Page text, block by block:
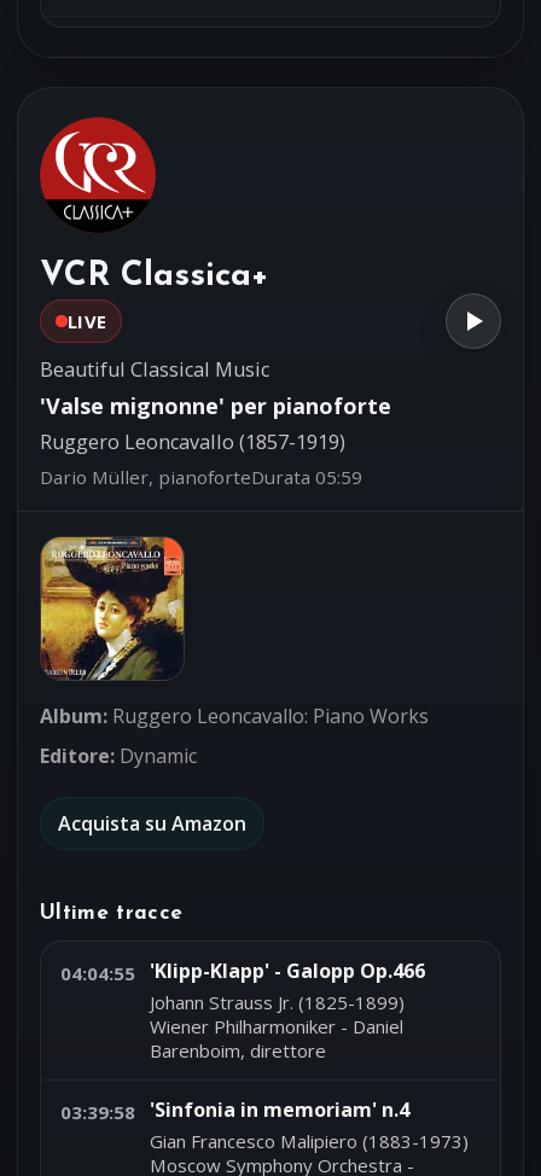
direttore
03:18
Concerto grosso in La maggiore
Giuseppe Valentini (1681-1753)
Ensemble 415 - Chiara Banchini, violino
VCR Classica+
LIVE
Beautiful Classical Music
'Valse mignonne' per pianoforte
Ruggero Leoncavallo (1857-1919)
Dario Müller, pianoforteDurata 05:59
Album: Ruggero Leoncavallo: Piano Works
Editore: Dynamic
Acquista su Amazon
Ultime tracce
04:04:55 'Klipp-Klapp' - Galopp Op.466
Johann Strauss Jr. (1825-1899)
Wiener Philharmoniker - Daniel
Barenboim, direttore
03:39:58 'Sinfonia in memoriam' n.4
Gian Francesco Malipiero (1883-1973)
Moscow Symphony Orchestra -